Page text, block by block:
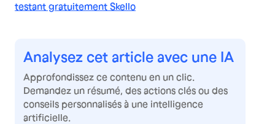
testant gratuitement Skello
Analysez cet article avec une IA
Approfondissez ce contenu en un clic.
Demandez un résumé, des actions clés ou des
conseils personnalisés à une intelligence
artificielle.